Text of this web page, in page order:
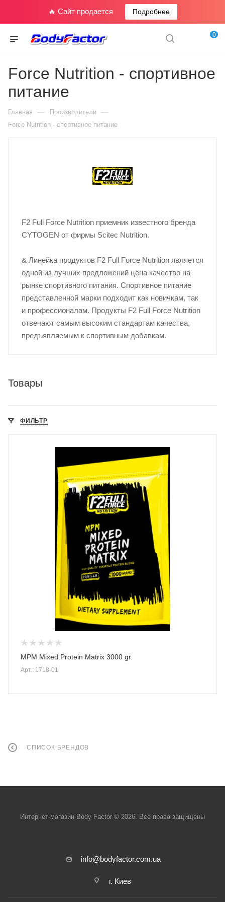
🔥 Сайт продается Подробнее
0
Force Nutrition - спортивное
питание
Главная — Производители —
Force Nutrition - спортивное питание
F2 Full Force Nutrition приемник известного бренда
CYTOGEN от фирмы Scitec Nutrition.
& Линейка продуктов F2 Full Force Nutrition является
одной из лучших предложений цена качество на
рынке спортивного питания. Спортивное питание
представленной марки подходит как новичкам, так
и профессионалам. Продукты F2 Full Force Nutrition
отвечают самым высоким стандартам качества,
предъявляемым к спортивным добавкам.
Товары
ФИЛЬТР
MPM Mixed Protein Matrix 3000 gr.
Арт.: 1718-01
СПИСОК БРЕНДОВ
Интернет-магазин Body Factor © 2026. Все права защищены
info@bodyfactor.com.ua
г. Киев